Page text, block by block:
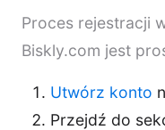
Proces rejestracji
Biskly.com jest
Utwórz konto
Przejdź do